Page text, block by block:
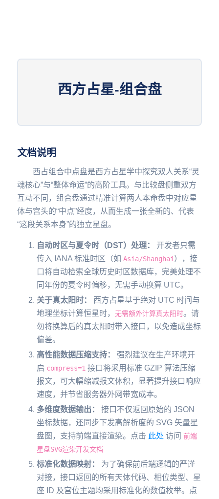
西方占星-组合盘
文档说明
西占组合中点盘是西方占星学中探究双人关系“灵
魂核心”与“整体命运”的高阶工具。与比较盘侧重双方
互动不同，组合盘通过精准计算两人本命盘中对应星
体与宫头的“中点”经度，从而生成一张全新的、代表
“这段关系本身”的独立星盘。
自动时区与夏令时（DST）处理：
开发者只需
传入 IANA 标准时区（如 Asia/Shanghai），接
口将自动检索全球历史时区数据库，完美处理不
同年份的夏令时偏移，无需手动换算 UTC。
关于真太阳时：
西方占星基于绝对 UTC 时间与
地理坐标计算恒星时， 无需额外计算真太阳时。请
勿将换算后的真太阳时带入接口，以免造成坐标
偏差。
高性能数据压缩支持：
强烈建议在生产环境开
启 compress=1 接口将采用标准 GZIP 算法压缩
报文，可大幅缩减报文体积，显著提升接口响应
速度，并节省服务器外网带宽成本。
多维度数据输出：
接口不仅返回原始的 JSON
坐标数据，还同步下发高解析度的 SVG 矢量星
盘图，支持前端直接渲染。点击 此处 访问 前端
星盘SVG渲染开发文档
标准化数据映射：
为了确保前后端逻辑的严谨
对接，接口返回的所有天体代码、相位类型、星
座 ID 及宫位主题均采用标准化的数值枚举。点